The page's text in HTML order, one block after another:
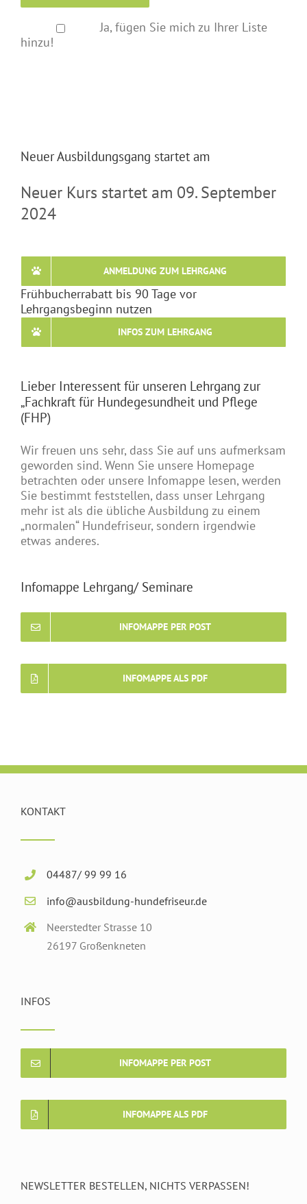
Ja, fügen Sie mich zu Ihrer Liste
hinzu!
Neuer Ausbildungsgang startet am
Neuer Kurs startet am 09. September
2024
ANMELDUNG ZUM LEHRGANG
Frühbucherrabatt bis 90 Tage vor
Lehrgangsbeginn nutzen
INFOS ZUM LEHRGANG
Lieber Interessent für unseren Lehrgang zur
„Fachkraft für Hundegesundheit und Pflege
(FHP)
Wir freuen uns sehr, dass Sie auf uns aufmerksam
geworden sind. Wenn Sie unsere Homepage
betrachten oder unsere Infomappe lesen, werden
Sie bestimmt feststellen, dass unser Lehrgang
mehr ist als die übliche Ausbildung zu einem
„normalen“ Hundefriseur, sondern irgendwie
etwas anderes.
Infomappe Lehrgang/ Seminare
INFOMAPPE PER POST
INFOMAPPE ALS PDF
KONTAKT
04487/ 99 99 16
info@ausbildung-hundefriseur.de
Neerstedter Strasse 10
26197 Großenkneten
INFOS
INFOMAPPE PER POST
INFOMAPPE ALS PDF
NEWSLETTER BESTELLEN, NICHTS VERPASSEN!